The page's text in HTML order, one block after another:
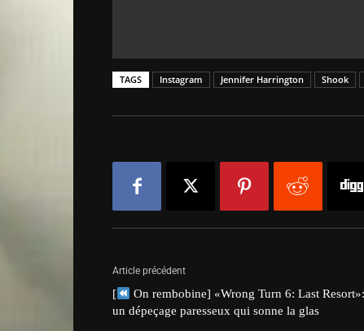
TAGS Instagram Jennifer Harrington Shook
Article précédent
[
On rembobine] «Wrong Turn 6: Last Resort»:
un dépeçage paresseux qui sonne la glas